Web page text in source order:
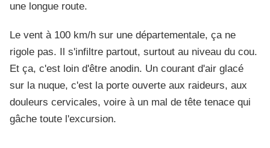
une longue route.
Le vent à 100 km/h sur une départementale, ça ne
rigole pas. Il s'infiltre partout, surtout au niveau du cou.
Et ça, c'est loin d'être anodin. Un courant d'air glacé
sur la nuque, c'est la porte ouverte aux raideurs, aux
douleurs cervicales, voire à un mal de tête tenace qui
gâche toute l'excursion.